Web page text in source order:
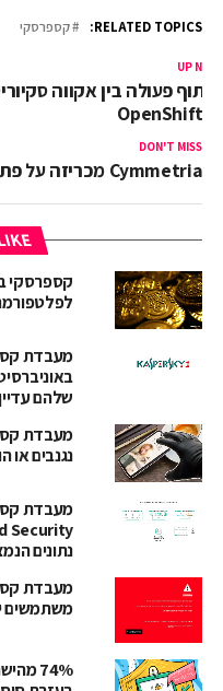
RELATED TOPICS: קספרסקי
UP
פעולה בין אקווה
DON'T MISS
Cymmetria מכריזה על פתרון Hack Back נגד תוקפים
קספרסקי
שלהם
נגנבים או
נתונים
מעבדת
משתמשים
74%